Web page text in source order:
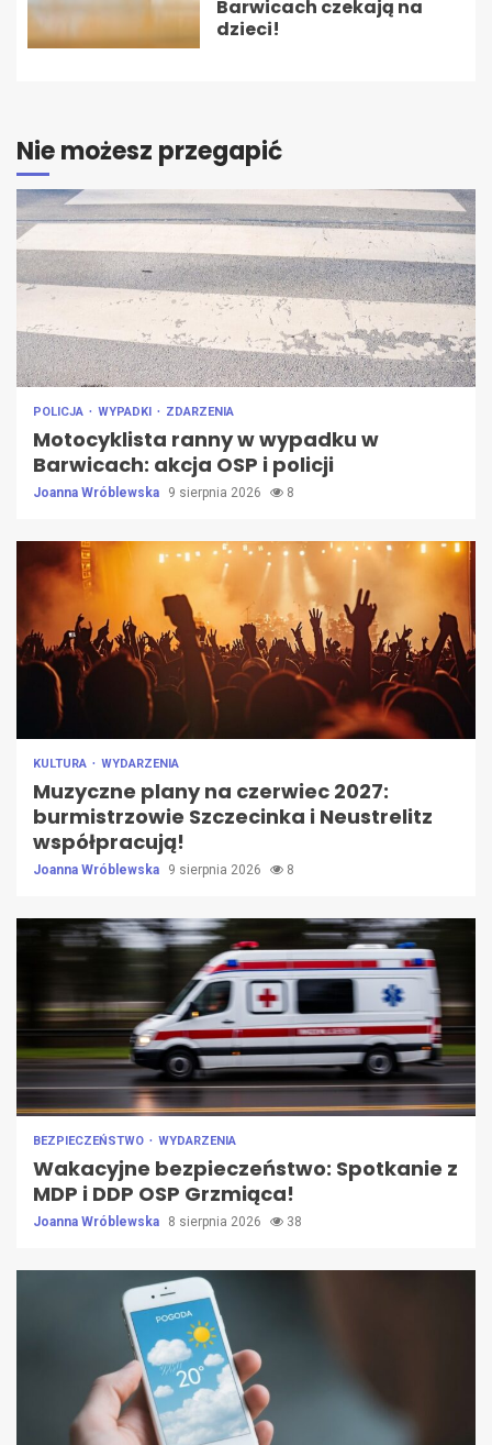
Barwicach czekają na
dzieci!
Nie możesz przegapić
POLICJA WYPADKI ZDARZENIA
Motocyklista ranny w wypadku w
Barwicach: akcja OSP i policji
Joanna Wróblewska 9 sierpnia 2026 8
KULTURA WYDARZENIA
Muzyczne plany na czerwiec 2027:
burmistrzowie Szczecinka i Neustrelitz
współpracują!
Joanna Wróblewska 9 sierpnia 2026 8
BEZPIECZEŃSTWO WYDARZENIA
Wakacyjne bezpieczeństwo: Spotkanie z
MDP i DDP OSP Grzmiąca!
Joanna Wróblewska 8 sierpnia 2026 38